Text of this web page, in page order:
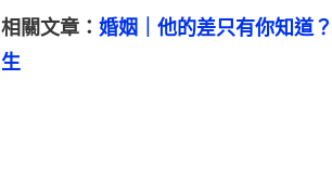
相關文章： 婚姻｜他的差只有你知道
生